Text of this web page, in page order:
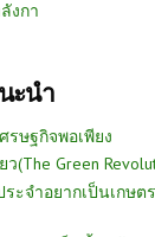
งกา
ะนำ
รษฐกิจพอเพียง
(The Green
ระจำอยากเป็นเกษต